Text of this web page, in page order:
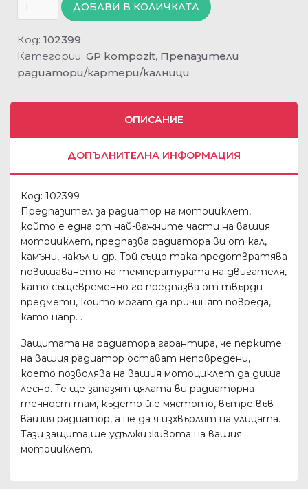
ДОБАВИ В КОЛИЧКАТА
Код: 102399
Категории: GP kompozit, Препазители
радиатори/картери/калници
ОПИСАНИЕ
ДОПЪЛНИТЕЛНА ИНФОРМАЦИЯ
Код: 102399
Предпазител за радиатор на мотоциклет,
който е една от най-важните части на вашия
мотоциклет, предпазва радиатора ви от кал,
камъни, чакъл и др. Той също така предотвратява
повишаването на температурата на двигателя,
като същевременно го предпазва от твърди
предмети, които могат да причинят повреда,
като напр. .
Защитата на радиатора гарантира, че перките
на вашия радиатор остават неповредени,
което позволява на вашия мотоциклет да диша
лесно. Те ще запазят цялата ви радиаторна
течност там, където й е мястото, вътре във
вашия радиатор, а не да я изхвърлят на улицата.
Тази защита ще удължи живота на вашия
мотоциклет.